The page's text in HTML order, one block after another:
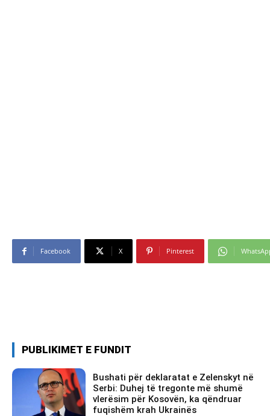
Facebook X Pinterest
PUBLIKIMET E FUNDIT
Bushati për deklaratat e Zelenskyt në
Serbi: Duhej të tregonte më shumë
vlerësim për Kosovën, ka qëndruar
fuqishëm krah Ukrainës